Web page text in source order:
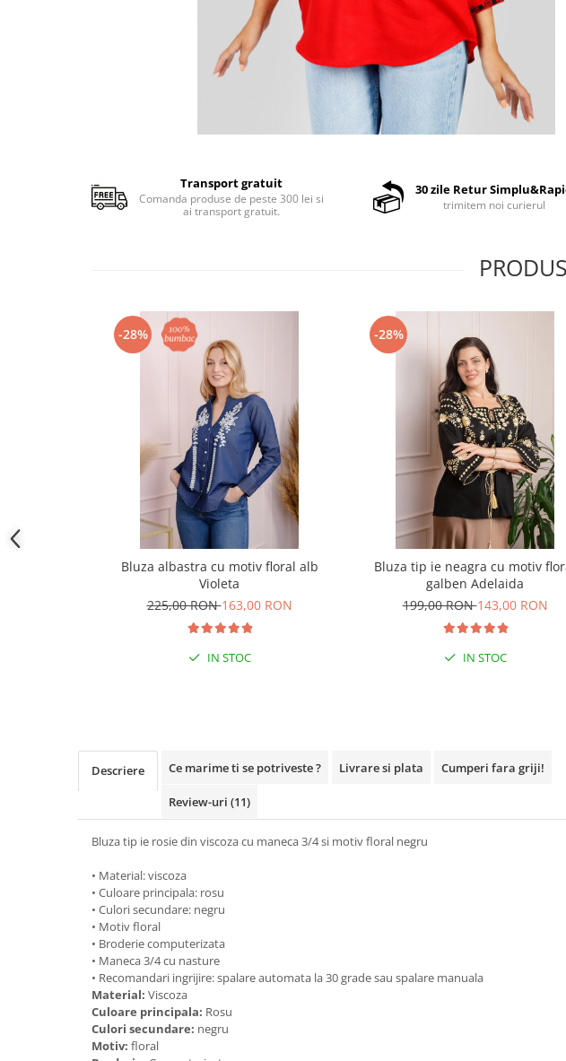
Transport gratuit
Comanda produse de peste 300 lei si
ai transport gratuit.
30 zile Retur
trimitem noi curierul
-28%
Bluza albastra cu motiv floral alb
Violeta
225,00 RON163,00 RON
IN STOC
-28%
Bluza tip ie neagra cu motiv
galben Adelaida
199,00 RON143,00 RON
IN STOC
Descriere Ce marime ti se potriveste ? Livrare si plata Cumperi fara griji!
Review-uri (11)
Bluza tip ie rosie din viscoza cu maneca 3/4 si motiv floral negru
• Material: viscoza
• Culoare principala: rosu
• Culori secundare: negru
• Motiv floral
• Broderie computerizata
• Maneca 3/4 cu nasture
• Recomandari ingrijire: spalare automata la 30 grade sau spalare manuala
Material: Viscoza
Culoare principala: Rosu
Culori secundare: negru
Motiv: floral